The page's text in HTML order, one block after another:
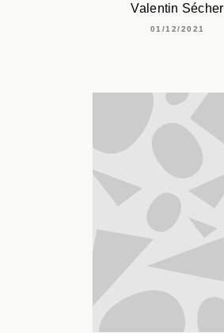
Valentin Sécher
01/12/2021